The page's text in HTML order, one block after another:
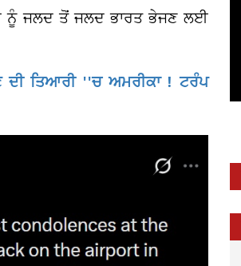
ਨੂੰ ਜਲਦ ਤੋਂ ਜਲਦ ਭਾਰਤ ਭੇਜਣ ਲਈ
ਤਿਆਰੀ ''ਚ ਅਮਰੀਕਾ ! ਟਰੰਪ
ਬੱਚਿਆਂ ’ਚ ਮਚਿਓਰਿਟੀ ਨੇ